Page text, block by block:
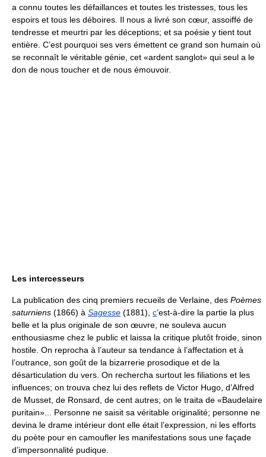
a connu toutes les défaillances et toutes les tristesses, tous les
espoirs et tous les déboires. Il nous a livré son cœur, assoiffé de
tendresse et meurtri par les déceptions; et sa poésie y tient tout
entière. C’est pourquoi ses vers émettent ce grand son humain où
se reconnaît le véritable génie, cet «ardent sanglot» qui seul a le
don de nous toucher et de nous émouvoir.
Les intercesseurs
La publication des cinq premiers recueils de Verlaine, des Poèmes
saturniens (1866) à Sagesse (1881), c’est-à-dire la partie la plus
belle et la plus originale de son œuvre, ne souleva aucun
enthousiasme chez le public et laissa la critique plutôt froide, sinon
hostile. On reprocha à l’auteur sa tendance à l’affectation et à
l’outrance, son goût de la bizarrerie prosodique et de la
désarticulation du vers. On rechercha surtout les filiations et les
influences; on trouva chez lui des reflets de Victor Hugo, d’Alfred
de Musset, de Ronsard, de cent autres; on le traita de «Baudelaire
puritain»... Personne ne saisit sa véritable originalité; personne ne
devina le drame intérieur dont elle était l’expression, ni les efforts
du poète pour en camoufler les manifestations sous une façade
d’impersonnalité pudique.